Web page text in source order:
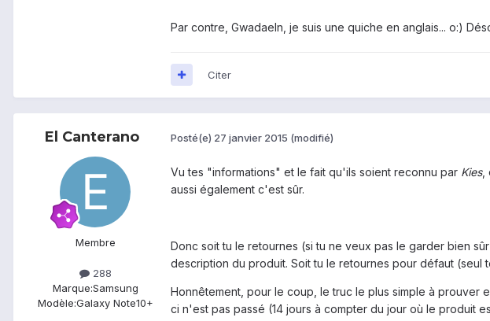
Par contre, Gwadaeln, je suis une quiche en anglais... o:)
Citer
El Canterano
Membre
288
Marque:Samsung
Modèle:Galaxy Note10+
Posté(e) 27 janvier 2015 (modifié)
Vu tes "informations" et le fait qu'ils soient reconnu par Kies,
aussi également c'est sûr.
Donc soit tu le retournes (si tu ne veux pas le garder bien
description du produit. Soit tu le retournes pour défaut (seul
Honnêtement, pour le coup, le truc le plus simple à prouver
ci n'est pas passé (14 jours à compter du jour où le produit